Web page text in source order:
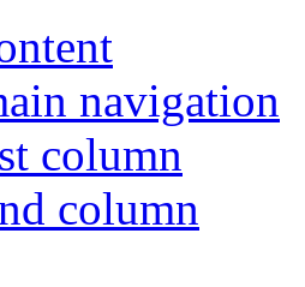
navigation
column
column